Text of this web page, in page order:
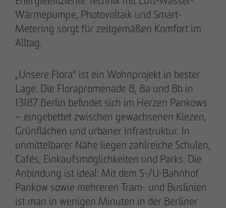
Wärmepumpe, Photovoltaik und Smart-
Metering sorgt für zeitgemäßen Komfort im
Alltag.
„Unsere Flora“ ist ein Wohnprojekt in bester
Lage. Die Florapromenade 8, 8a und 8b in
13187 Berlin befindet sich im Herzen Pankows
– eingebettet zwischen gewachsenen Kiezen,
Grünflächen und urbaner Infrastruktur. In
unmittelbarer Nähe liegen zahlreiche Schulen,
Cafés, Einkaufsmöglichkeiten und Parks. Die
Anbindung ist ideal: Mit dem S-/U-Bahnhof
Pankow sowie mehreren Tram- und Buslinien
ist man in wenigen Minuten in der Berliner
9 Jahre nach Beginn des B-Plan-Verfahrens:
OTTO WULFF setzt symbolischen Spatenstich
für FRIEDRICHS VIER im Randelpark